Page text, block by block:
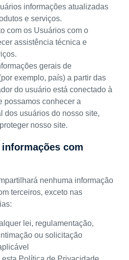
informações atualizadas
e serviços.
com os Usuários com o
assistência técnica e
gerais de
exemplo, país) a partir das
do usuário está conectado à
possamos conhecer a
dos usuários do nosso site,
nosso site.
com
nenhuma informação
terceiros, exceto nas
lei, regulamentação,
ou solicitação